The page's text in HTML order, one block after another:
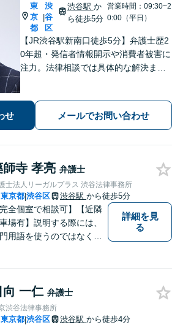
東
京
都
|
渋
谷
区
渋谷駅 か
ら徒歩5分
営業時間：09:30~2
0:00（平日）
【JR渋谷駅新南口徒歩5分】弁護士歴2
0年超・発信者情報開示や消費者被害に
注力。法律相談では具体的な解決まで
粘り強く活動します。
せ メールでお問い合わせ
師寺 孝亮 弁護士
士法人リーガルプラス 渋谷法律事務所
東京都|渋谷区 渋谷駅 から徒歩5分
完全個室で相談可】【近隣
場有】説明する際には、
用語を使うのではなく、
けて、10年以上にわたる弁
活動から得た知識・経験
ル活用して解決を目指し
詳細を見
る
向 一仁 弁護士
渋谷法律事務所
東京都|渋谷区 渋谷駅 から徒歩4分